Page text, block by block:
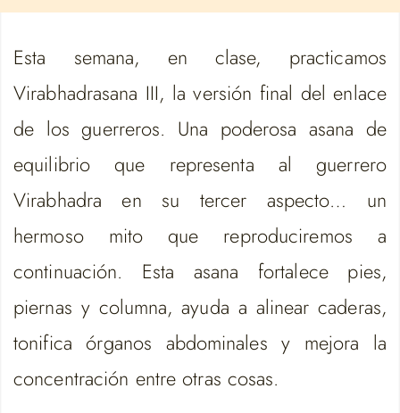
Esta semana, en clase, practicamos
Virabhadrasana III, la versión final del enlace
de los guerreros. Una poderosa asana de
equilibrio que representa al guerrero
Virabhadra en su tercer aspecto… un
hermoso mito que reproduciremos a
continuación. Esta asana fortalece pies,
piernas y columna, ayuda a alinear caderas,
tonifica órganos abdominales y mejora la
concentración entre otras cosas.